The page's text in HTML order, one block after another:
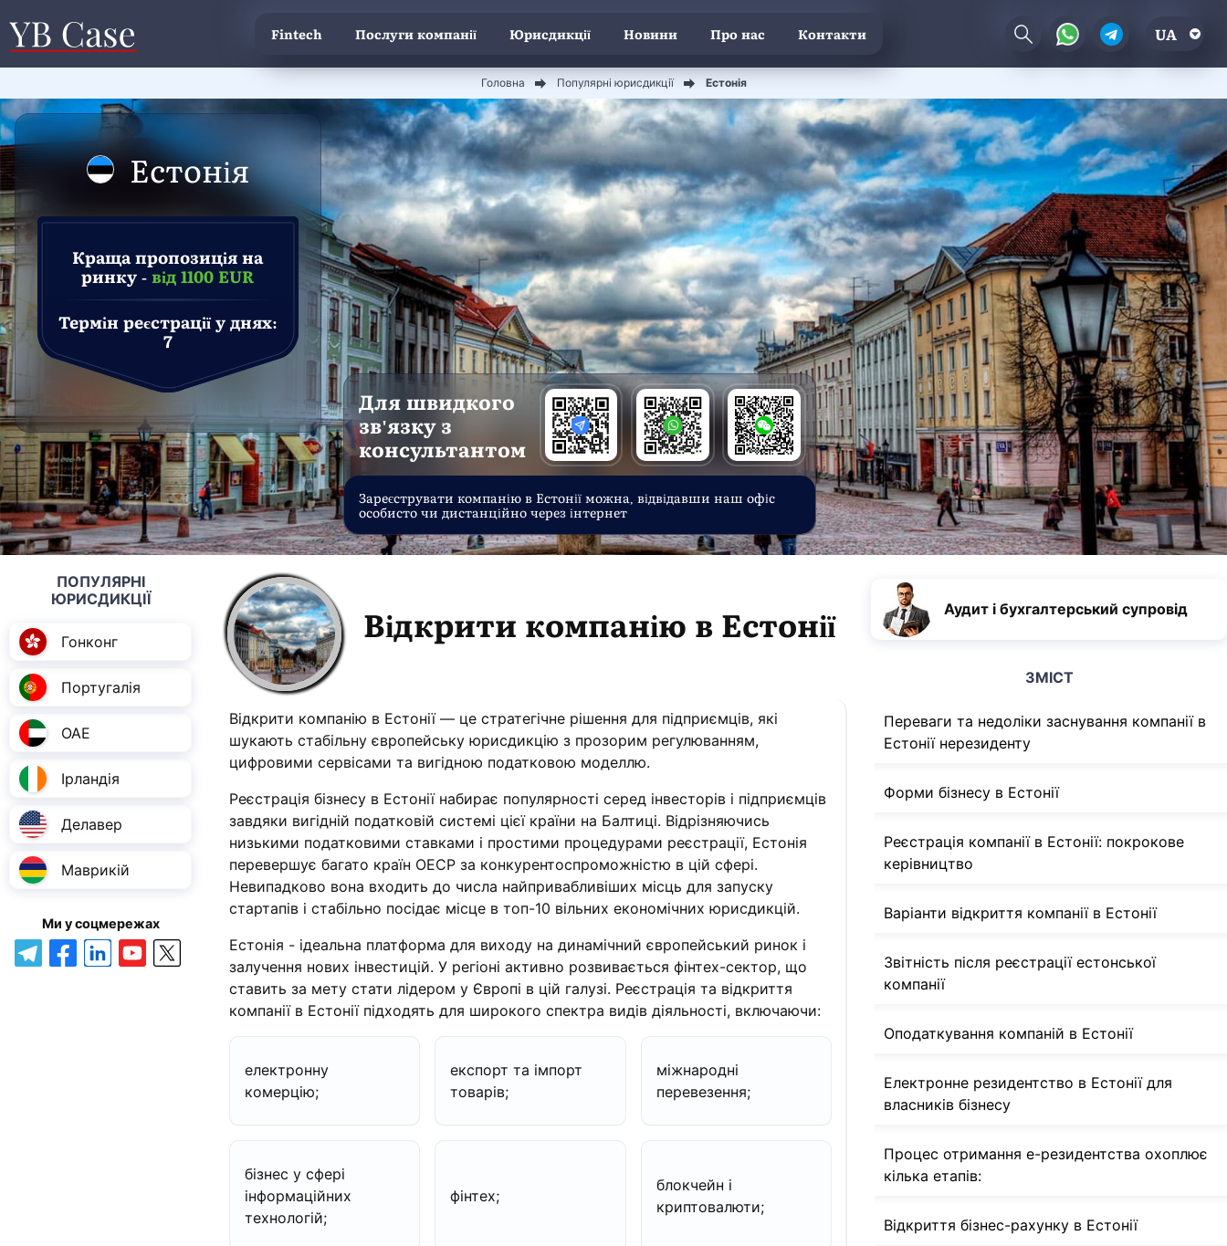
Fintech Послуги компанії Юрисдикції Новини Про нас Контакти UA
Головна Популярні юрисдикції Естонія
Естонія
Краща пропозиція на
ринку -від 1100 EUR
Термін реєстрації у днях:
7
Для швидкого
зв'язку з
консультантом
Зареєструвати компанію в Естонії можна, відвідавши наш офіс
особисто чи дистанційно через інтернет
ПОПУЛЯРНІ
ЮРИСДИКЦІЇ
Гонконг
Португалія
ОАЕ
Ірландія
Делавер
Маврикій
Ми у соцмережах
Відкрити компанію в Естонії
Відкрити компанію в Естонії — це стратегічне рішення для підприємців, які
шукають стабільну європейську юрисдикцію з прозорим регулюванням,
цифровими сервісами та вигідною податковою моделлю.
Реєстрація бізнесу в Естонії набирає популярності серед інвесторів і підприємців
завдяки вигідній податковій системі цієї країни на Балтиці. Відрізняючись
низькими податковими ставками і простими процедурами реєстрації, Естонія
перевершує багато країн ОЕСР за конкурентоспроможністю в цій сфері.
Невипадково вона входить до числа найпривабливіших місць для запуску
стартапів і стабільно посідає місце в топ-10 вільних економічних юрисдикцій.
Естонія - ідеальна платформа для виходу на динамічний європейський ринок і
залучення нових інвестицій. У регіоні активно розвивається фінтех-сектор, що
ставить за мету стати лідером у Європі в цій галузі. Реєстрація та відкриття
компанії в Естонії підходять для широкого спектра видів діяльності, включаючи:
електронну
комерцію;
експорт та імпорт
товарів;
міжнародні
перевезення;
бізнес у сфері
інформаційних
технологій;
фінтех;
блокчейн і
криптовалюти;
Аудит і бухгалтерський супровід
ЗМІСТ
Переваги та недоліки заснування компанії в
Естонії нерезиденту
Форми бізнесу в Естонії
Реєстрація компанії в Естонії: покрокове
керівництво
Варіанти відкриття компанії в Естонії
Звітність після реєстрації естонської
компанії
Оподаткування компаній в Естонії
Електронне резидентство в Естонії для
власників бізнесу
Процес отримання е-резидентства охоплює
кілька етапів:
Відкриття бізнес-рахунку в Естонії